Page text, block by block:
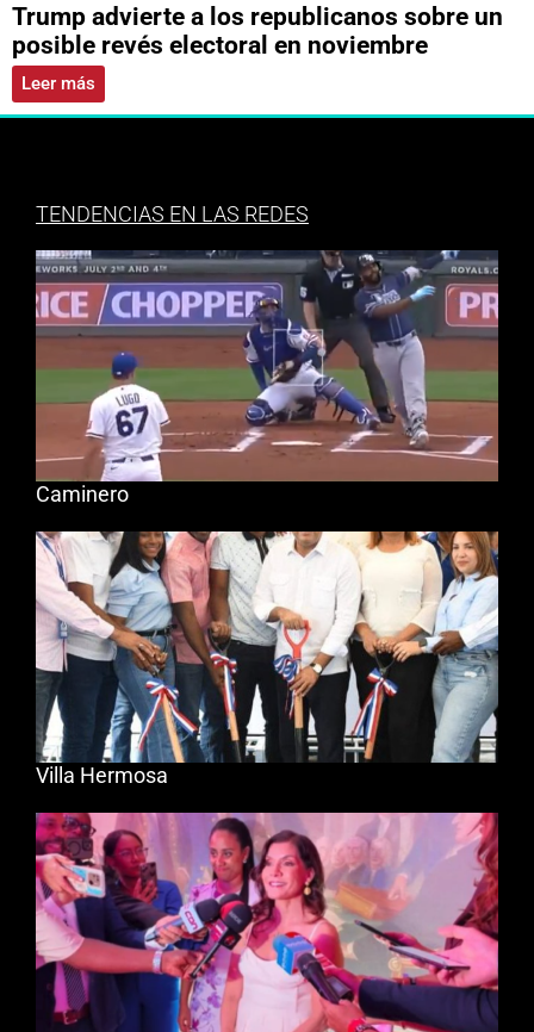
Trump advierte a los republicanos sobre un
posible revés electoral en noviembre
Leer más
TENDENCIAS EN LAS REDES
Caminero
Villa Hermosa